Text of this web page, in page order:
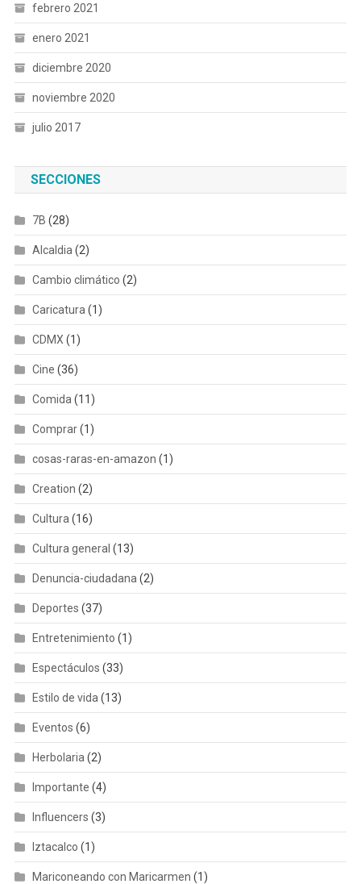
febrero 2021
enero 2021
diciembre 2020
noviembre 2020
julio 2017
SECCIONES
7B (28)
Alcaldia (2)
Cambio climático (2)
Caricatura (1)
CDMX (1)
Cine (36)
Comida (11)
Comprar(1)
cosas-raras-en-amazon (1)
Creation (2)
Cultura (16)
Cultura general (13)
Denuncia-ciudadana (2)
Deportes (37)
Entretenimiento (1)
Espectáculos (33)
Estilo de vida (13)
Eventos (6)
Herbolaria (2)
Importante (4)
Influencers (3)
Iztacalco (1)
Mariconeando con Maricarmen (1)